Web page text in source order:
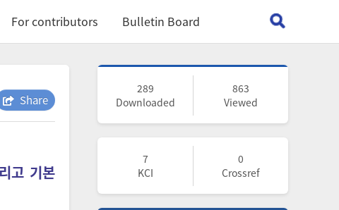
For contributors Bulletin Board
Share
고 기본
289
Downloaded
863
Viewed
7
KCI
0
Crossref